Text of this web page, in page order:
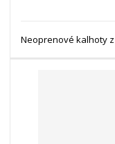
Neoprenové kalhoty